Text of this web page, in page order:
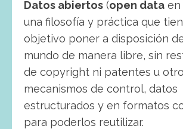
Datos abiertos (open data en
una filosofía y práctica que
objetivo poner a disposición
mundo de manera libre, sin
de copyright ni patentes u
mecanismos de control, datos
estructurados y en formatos
para poderlos reutilizar.